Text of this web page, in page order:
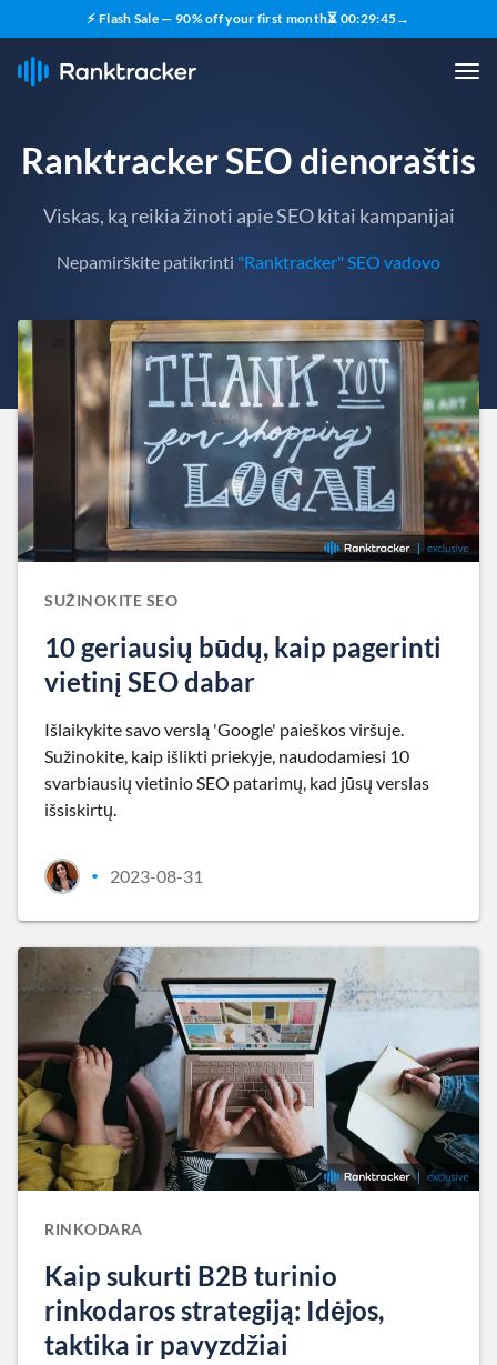
⚡ Flash Sale — 90% off your first month⏳ 00:29:43→
Ranktracker SEO dienoraštis
Viskas, ką reikia žinoti apie SEO kitai kampanijai
Nepamirškite patikrinti "Ranktracker" SEO vadovo
SUŽINOKITE SEO
10 geriausių būdų, kaip pagerinti
vietinį SEO dabar
Išlaikykite savo verslą 'Google' paieškos viršuje.
Sužinokite, kaip išlikti priekyje, naudodamiesi 10
svarbiausių vietinio SEO patarimų, kad jūsų verslas
išsiskirtų.
• 2023-08-31
RINKODARA
Kaip sukurti B2B turinio
rinkodaros strategiją: Idėjos,
taktika ir pavyzdžiai